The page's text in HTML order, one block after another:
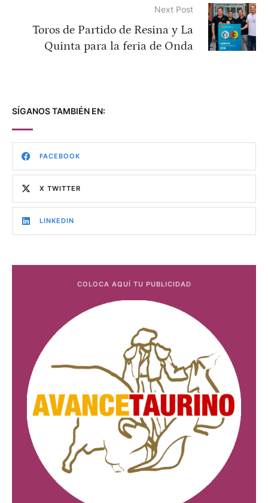
Next Post
Toros de Partido de Resina y La
Quinta para la feria de Onda
SÍGANOS TAMBIÉN EN:
FACEBOOK
X TWITTER
LINKEDIN
COLOCA AQUÍ TU PUBLICIDAD